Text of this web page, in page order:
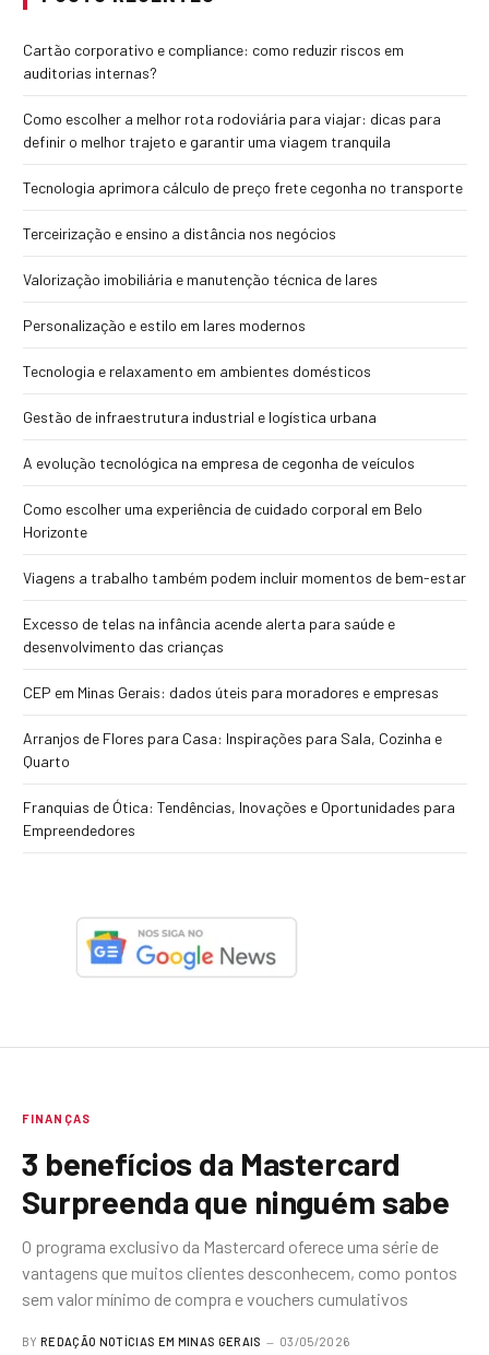
Cartão corporativo e compliance: como reduzir riscos em
auditorias internas?
Como escolher a melhor rota rodoviária para viajar: dicas para
definir o melhor trajeto e garantir uma viagem tranquila
Tecnologia aprimora cálculo de preço frete cegonha no transporte
Terceirização e ensino a distância nos negócios
Valorização imobiliária e manutenção técnica de lares
Personalização e estilo em lares modernos
Tecnologia e relaxamento em ambientes domésticos
Gestão de infraestrutura industrial e logística urbana
A evolução tecnológica na empresa de cegonha de veículos
Como escolher uma experiência de cuidado corporal em Belo
Horizonte
Viagens a trabalho também podem incluir momentos de bem-estar
Excesso de telas na infância acende alerta para saúde e
desenvolvimento das crianças
CEP em Minas Gerais: dados úteis para moradores e empresas
Arranjos de Flores para Casa: Inspirações para Sala, Cozinha e
Quarto
Franquias de Ótica: Tendências, Inovações e Oportunidades para
Empreendedores
FINANÇAS
3 benefícios da Mastercard
Surpreenda que ninguém sabe
O programa exclusivo da Mastercard oferece uma série de
vantagens que muitos clientes desconhecem, como pontos
sem valor mínimo de compra e vouchers cumulativos
BY REDAÇÃO NOTÍCIAS EM MINAS GERAIS 03/05/2026